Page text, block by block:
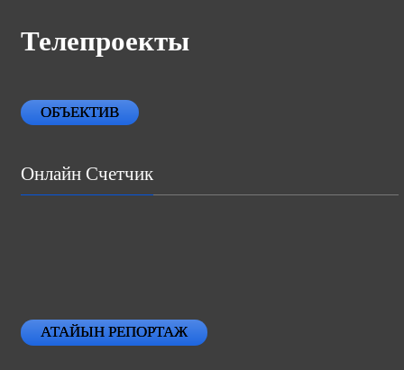
Телепроекты
ОБЪЕКТИВ
Онлайн Счетчик
АТАЙЫН РЕПОРТАЖ